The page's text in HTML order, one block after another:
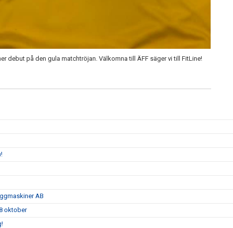
debut på den gula matchtröjan. Välkomna till ÄFF säger vi till FitLine!
AB
oktober